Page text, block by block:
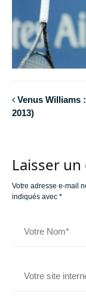
Venus Williams
2013)
Laisser
Votre adresse e-mail
indiqués avec *